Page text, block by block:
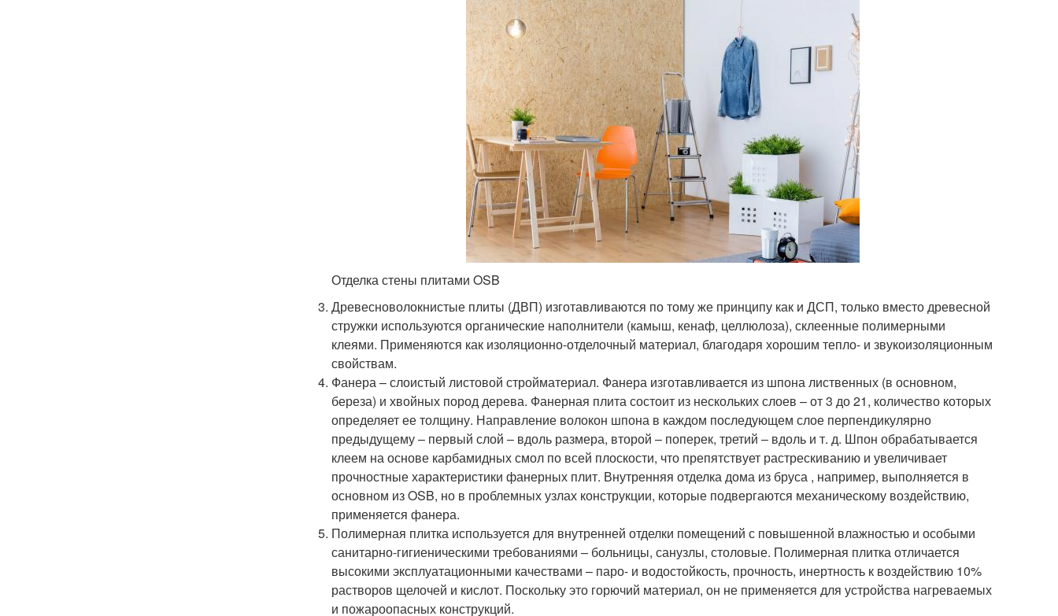
Отделка стены плитами OSB
Древесноволокнистые плиты (ДВП) изготавливаются по тому же принципу как и ДСП, только вместо древесной
стружки используются органические наполнители (камыш, кенаф, целлюлоза), склеенные полимерными
клеями. Применяются как изоляционно-отделочный материал, благодаря хорошим тепло- и звукоизоляционным
свойствам.
Фанера – слоистый листовой стройматериал. Фанера изготавливается из шпона лиственных (в основном,
береза) и хвойных пород дерева. Фанерная плита состоит из нескольких слоев – от 3 до 21, количество которых
определяет ее толщину. Направление волокон шпона в каждом последующем слое перпендикулярно
предыдущему – первый слой – вдоль размера, второй – поперек, третий – вдоль и т. д. Шпон обрабатывается
клеем на основе карбамидных смол по всей плоскости, что препятствует растрескиванию и увеличивает
прочностные характеристики фанерных плит. Внутренняя отделка дома из бруса , например, выполняется в
основном из OSB, но в проблемных узлах конструкции, которые подвергаются механическому воздействию,
применяется фанера.
Полимерная плитка используется для внутренней отделки помещений с повышенной влажностью и особыми
санитарно-гигиеническими требованиями – больницы, санузлы, столовые. Полимерная плитка отличается
высокими эксплуатационными качествами – паро- и водостойкость, прочность, инертность к воздействию 10%
растворов щелочей и кислот. Поскольку это горючий материал, он не применяется для устройства нагреваемых
и пожароопасных конструкций.